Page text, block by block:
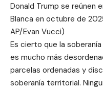
Donald Trump se reúnen
Blanca en octubre de
AP/Evan Vucci)
Es cierto que la
es mucho más
parcelas ordenadas y
soberanía territorial.